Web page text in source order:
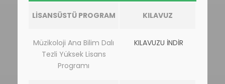
LİSANSÜSTÜ PROGRAM KILAVUZ
Müzikoloji Ana Bilim Dalı
Tezli Yüksek Lisans
Programı
KILAVUZU İNDİR